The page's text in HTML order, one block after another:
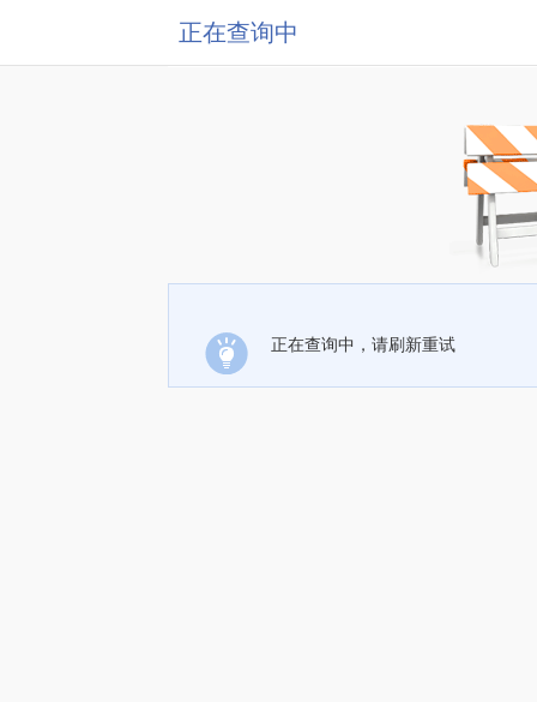
正在查询中
正在查询中，请刷新重试